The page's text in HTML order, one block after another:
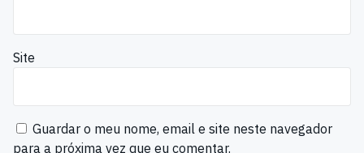
Site
Guardar o meu nome, email e site neste navegador
para a próxima vez que eu comentar.